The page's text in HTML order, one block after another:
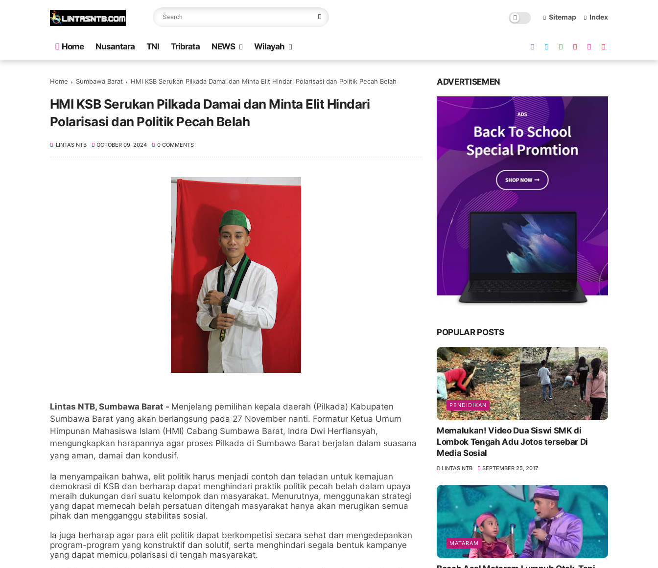
Sitemap Index
Home Nusantara TNI Tribrata NEWS Wilayah
Home Sumbawa Barat HMI KSB Serukan Pilkada Damai dan Minta Elit Hindari Polarisasi dan Politik Pecah Belah
HMI KSB Serukan Pilkada Damai dan Minta Elit Hindari
Polarisasi dan Politik Pecah Belah
LINTAS NTB OCTOBER 09, 2024 0 COMMENTS
Lintas NTB, Sumbawa Barat - Menjelang pemilihan kepala daerah (Pilkada) Kabupaten
Sumbawa Barat yang akan berlangsung pada 27 November nanti. Formatur Ketua Umum
Himpunan Mahasiswa Islam (HMI) Cabang Sumbawa Barat, Indra Dwi Herfiansyah,
mengungkapkan harapannya agar proses Pilkada di Sumbawa Barat berjalan dalam suasana
yang aman, damai dan kondusif.
Ia menyampaikan bahwa, elit politik harus menjadi contoh dan teladan untuk kemajuan
demokrasi di KSB dan berharap dapat menghindari praktik politik pecah belah dalam upaya
meraih dukungan dari suatu kelompok dan masyarakat. Menurutnya, menggunakan strategi
yang dapat memecah belah persatuan ditengah masyarakat hanya akan merugikan semua
pihak dan mengganggu stabilitas sosial.
Ia juga berharap agar para elit politik dapat berkompetisi secara sehat dan mengedepankan
program-program yang konstruktif dan solutif, serta menghindari segala bentuk kampanye
yang dapat memicu polarisasi di tengah masyarakat.
ADVERTISEMEN
POPULAR POSTS
PENDIDIKAN
Memalukan! Video Dua Siswi SMK di
Lombok Tengah Adu Jotos tersebar Di
Media Sosial
LINTAS NTB SEPTEMBER 25, 2017
MATARAM